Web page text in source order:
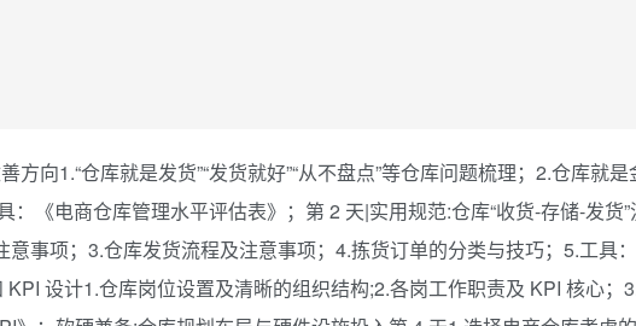
向1.“仓库就是发货”“发货就好”“从不盘点”等仓库问题梳理；2.仓库就是
《电商仓库管理水平评估表》；第 2 天|实用规范:仓库“收货-存储-发货”
事项；3.仓库发货流程及注意事项；4.拣货订单的分类与技巧；5.工具：
设计1.仓库岗位设置及清晰的组织结构;2.各岗工作职责及 KPI 核心；